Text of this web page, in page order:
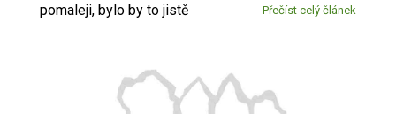
pomaleji, bylo by to jistě
Přečíst celý článek